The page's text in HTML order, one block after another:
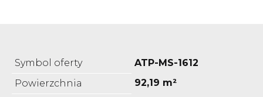
Symbol oferty
ATP-MS-1612
Powierzchnia
92,19 m²